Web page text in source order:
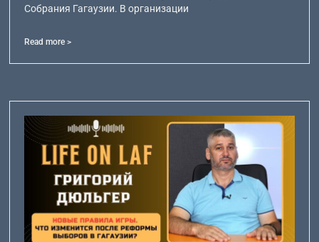
Собрания Гагаузии. В организации
Read more >